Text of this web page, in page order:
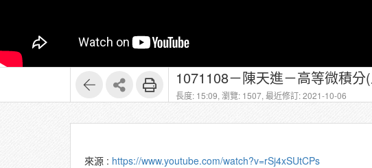
1071108－陳天進－高等微積
長度: 15:09, 瀏覽: 1507, 最近修訂: 2021-10-06
來源 : https://www.youtube.com/watch?v=rSj4xSUtCPs